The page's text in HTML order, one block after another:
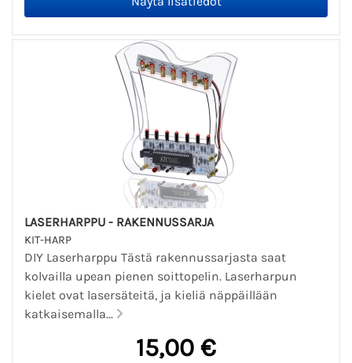
LASERHARPPU - RAKENNUSSARJA
KIT-HARP
DIY Laserharppu Tästä rakennussarjasta saat
kolvailla upean pienen soittopelin. Laserharpun
kielet ovat lasersäteitä, ja kieliä näppäillään
katkaisemalla...
15,00 €